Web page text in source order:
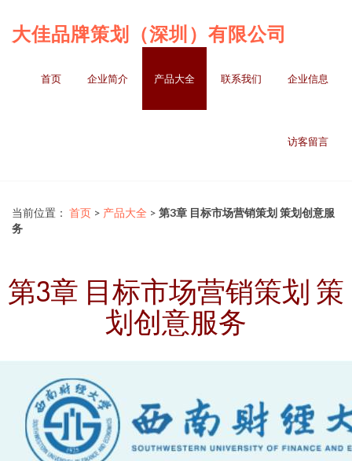
大佳品牌策划（深圳）有限公司
首页 企业简介 产品大全 联系我们 企业信息
访客留言
当前位置： 首页 > 产品大全 > 第3章 目标市场营销策划 策划创意服
务
第3章 目标市场营销策划 策
划创意服务